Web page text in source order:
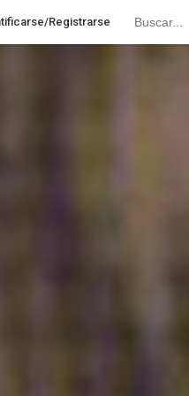
Registrarse